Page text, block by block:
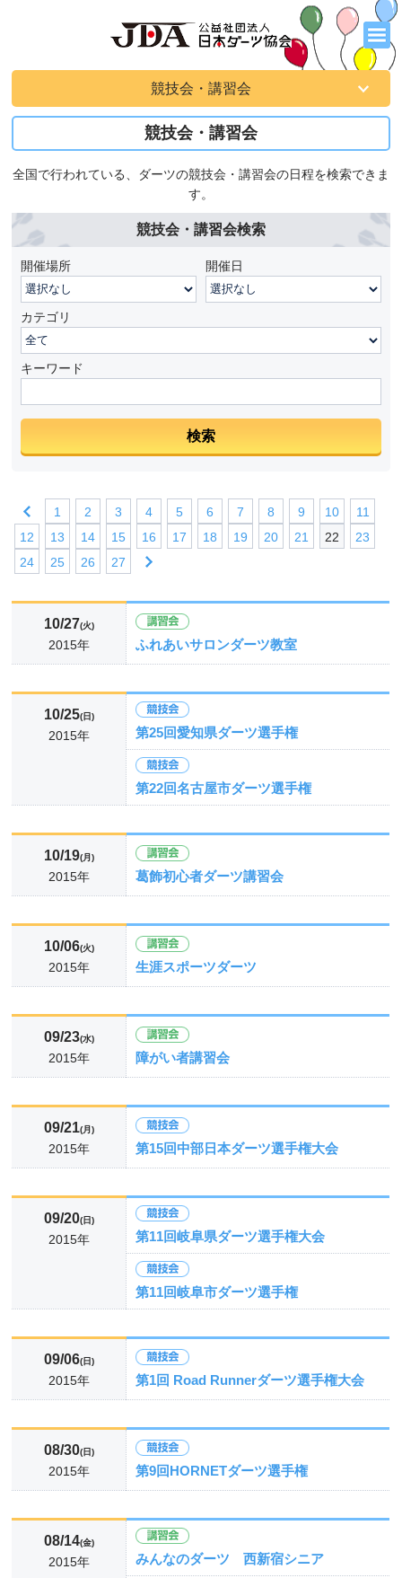
競技会・講習会
競技会・講習会
全国で行われている、ダーツの競技会・講習会の日程を検索できま
す。
競技会・講習会検索
開催場所 開催日
カテゴリ
キーワード
1 2 3 4 5 6 7 8 9 10
11
12
13 14 15 16 17 18 19 20 21 22
23
24
25 26 27
10/27(火)
2015年 ふれあいサロンダーツ教室
10/25(日)
2015年 第25回愛知県ダーツ選手権
第22回名古屋市ダーツ選手権
10/19(月)
2015年 葛飾初心者ダーツ講習会
10/06(火)
2015年 生涯スポーツダーツ
09/23(水)
2015年 障がい者講習会
09/21(月)
2015年 第15回中部日本ダーツ選手権大会
09/20(日)
2015年 第11回岐阜県ダーツ選手権大会
第11回岐阜市ダーツ選手権
09/06(日)
2015年 第1回 Road Runnerダーツ選手権大会
08/30(日)
2015年 第9回HORNETダーツ選手権
08/14(金)
2015年 みんなのダーツ 西新宿シニア